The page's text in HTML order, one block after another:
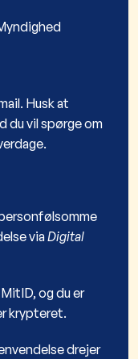
Husk at
du vil spørge om
viaDigital
og du er
krypteret.
drejer